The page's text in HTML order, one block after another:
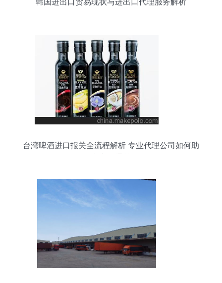
韩国进出口贸易现状与进出口代理服务解析
台湾啤酒进口报关全流程解析 专业代理公司如何助